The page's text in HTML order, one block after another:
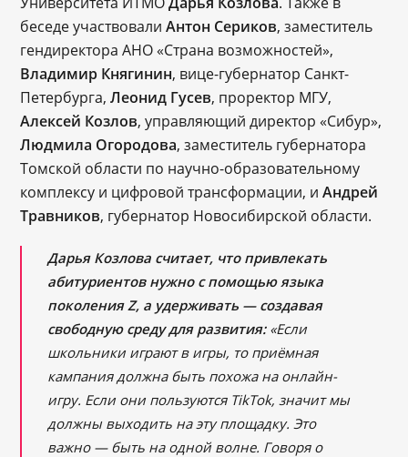
беседе участвовалиАнтон Сериков, заместитель
гендиректора АНО «Страна возможностей»,
Владимир Княгинин, вице-губернатор Санкт-
Петербурга,Леонид Гусев, проректор МГУ,
Алексей Козлов, управляющий директор «Сибур»,
Людмила Огородова, заместитель губернатора
Томской области по научно-образовательному
комплексу и цифровой трансформации, иАндрей
Травников, губернатор Новосибирской области.
Дарья Козлова считает, что привлекать
абитуриентов нужно с помощью языка
поколения Z, а удерживать — создавая
свободную среду для развития: «Если
школьники играют в игры, то приёмная
кампания должна быть похожа на онлайн-
игру. Если они пользуются TikTok, значит мы
должны выходить на эту площадку. Это
важно ― быть на одной волне. Говоря о